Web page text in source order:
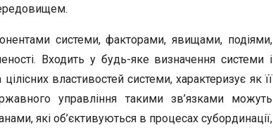
системи, факторами, явищами, подіями,
Входить у будь-яке визначення системи і
властивостей системи, характеризує як її
управління такими зв’язками можуть
які об’єктивуються в процесах субординації,